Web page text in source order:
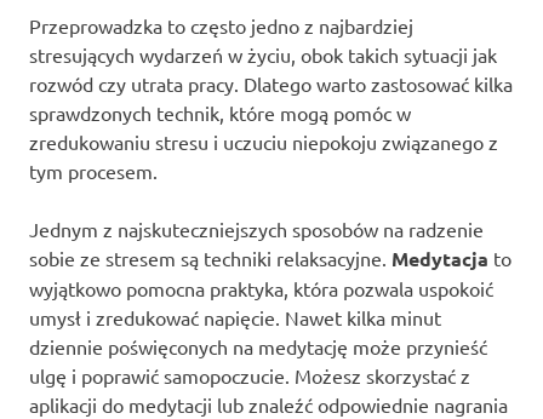
Przeprowadzka to często jedno z najbardziej
stresujących wydarzeń w życiu, obok takich sytuacji jak
rozwód czy utrata pracy. Dlatego warto zastosować kilka
sprawdzonych technik, które mogą pomóc w
zredukowaniu stresu i uczuciu niepokoju związanego z
tym procesem.
Jednym z najskuteczniejszych sposobów na radzenie
sobie ze stresem są techniki relaksacyjne. Medytacja to
wyjątkowo pomocna praktyka, która pozwala uspokoić
umysł i zredukować napięcie. Nawet kilka minut
dziennie poświęconych na medytację może przynieść
ulgę i poprawić samopoczucie. Możesz skorzystać z
aplikacji do medytacji lub znaleźć odpowiednie nagrania